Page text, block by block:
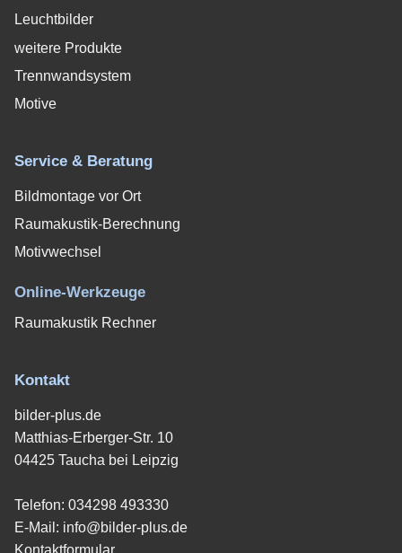
Leuchtbilder
weitere Produkte
Trennwandsystem
Motive
Service & Beratung
Bildmontage vor Ort
Raumakustik-Berechnung
Motivwechsel
Online-Werkzeuge
Raumakustik Rechner
Kontakt
bilder-plus.de
Matthias-Erberger-Str. 10
04425 Taucha bei Leipzig
Telefon: 034298 493330
E-Mail: info@bilder-plus.de
Kontaktformular